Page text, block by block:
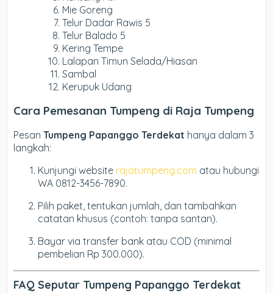
Mie Goreng
Telur Dadar Rawis 5
Telur Balado 5
Kering Tempe
Lalapan Timun Selada/Hiasan
Sambal
Kerupuk Udang
Cara Pemesanan Tumpeng di Raja Tumpeng
PesanTumpeng Papanggo Terdekat hanya dalam 3
langkah:
Kunjungi website rajatumpeng.com atau hubungi
WA 0812-3456-7890.
Pilih paket, tentukan jumlah, dan tambahkan
catatan khusus (contoh: tanpa santan).
Bayar via transfer bank atau COD (minimal
pembelian Rp 300.000).
FAQ Seputar Tumpeng Papanggo Terdekat